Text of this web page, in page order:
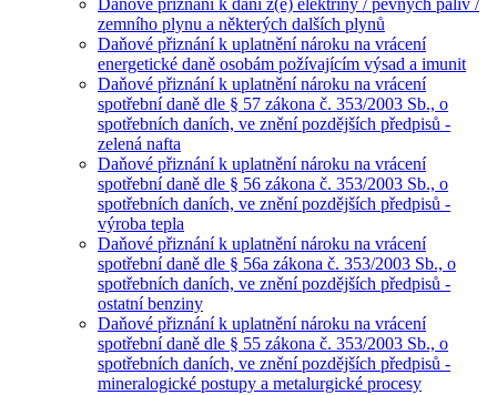
Daňové přiznání k dani z(e) elektřiny / pevných paliv /
zemního plynu a některých dalších plynů
Daňové přiznání k uplatnění nároku na vrácení
energetické daně osobám požívajícím výsad a imunit
Daňové přiznání k uplatnění nároku na vrácení
spotřební daně dle § 57 zákona č. 353/2003 Sb., o
spotřebních daních, ve znění pozdějších předpisů -
zelená nafta
Daňové přiznání k uplatnění nároku na vrácení
spotřební daně dle § 56 zákona č. 353/2003 Sb., o
spotřebních daních, ve znění pozdějších předpisů -
výroba tepla
Daňové přiznání k uplatnění nároku na vrácení
spotřební daně dle § 56a zákona č. 353/2003 Sb., o
spotřebních daních, ve znění pozdějších předpisů -
ostatní benziny
Daňové přiznání k uplatnění nároku na vrácení
spotřební daně dle § 55 zákona č. 353/2003 Sb., o
spotřebních daních, ve znění pozdějších předpisů -
mineralogické postupy a metalurgické procesy